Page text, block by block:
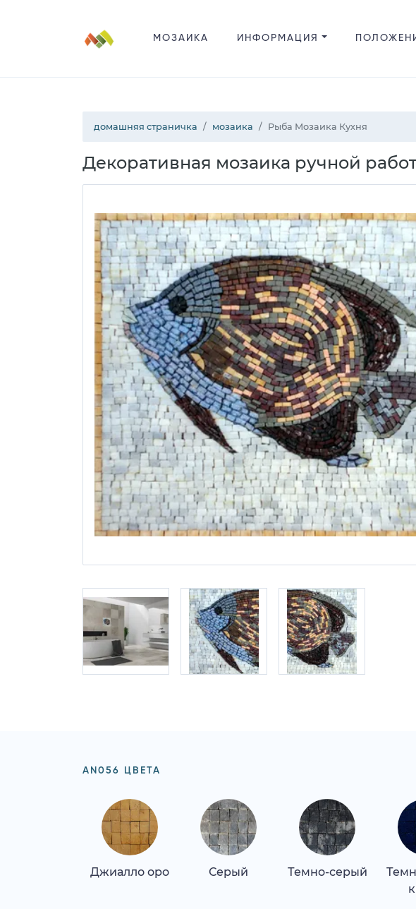
МОЗАИКА ИНФОРМАЦИЯ
домашняя страничка мозаика Рыба Мозаика Кухня
Декоративная мозаика ручной
AN056 ЦВЕТА
Джиалло оро Серый Темно-серый